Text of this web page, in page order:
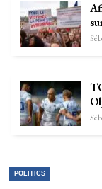
POLITICS